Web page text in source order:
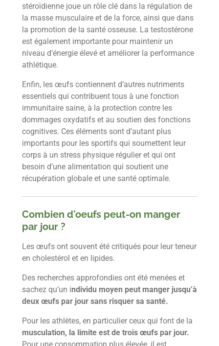
stéroïdienne joue un rôle clé dans la régulation de
la masse musculaire et de la force, ainsi que dans
la promotion de la santé osseuse. La testostérone
est également importante pour maintenir un
niveau d’énergie élevé et améliorer la performance
athlétique.
Enfin, les œufs contiennent d’autres nutriments
essentiels qui contribuent tous à une fonction
immunitaire saine, à la protection contre les
dommages oxydatifs et au soutien des fonctions
cognitives. Ces éléments sont d’autant plus
importants pour les sportifs qui soumettent leur
corps à un stress physique régulier et qui ont
besoin d’une alimentation qui soutient une
récupération globale et une santé optimale.
Combien d'oeufs peut-on manger
par jour ?
Les œufs ont souvent été critiqués pour leur teneur
en cholestérol et en lipides.
Des recherches approfondies ont été menées et
sachez qu’un individu moyen peut manger jusqu’à
deux œufs par jour sans risquer sa santé.
Pour les athlètes, en particulier ceux qui font de la
musculation, la limite est de trois œufs par jour.